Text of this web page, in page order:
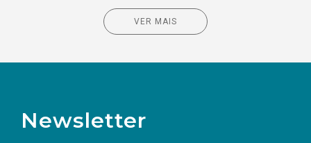
VER MAIS
Newsletter